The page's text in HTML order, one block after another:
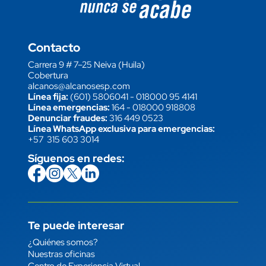
Contacto
Carrera 9 # 7–25 Neiva (Huila)
Cobertura
alcanos@alcanosesp.com
Línea fija: (601) 5806041-018000 95 4141
Línea emergencias: 164-018000 918808
Denunciar fraudes: 316 449 0523
Línea WhatsApp exclusiva para emergencias:
+57 315 603 3014
Síguenos en redes:
icon
Imagen
link icon
Imagen
link icon
Imagen
link icon
Imagen
link
Te puede interesar
Enlace
¿Quiénes somos?
Nuestras oficinas